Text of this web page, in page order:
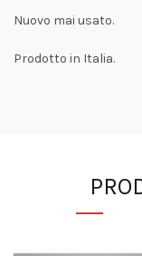
Nuovo mai usato.
Prodotto in Italia.